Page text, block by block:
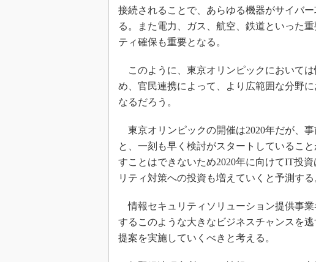
接続されることで、あらゆる機器がサイバ
る。また電力、ガス、航空、鉄道といった
ティ確保も重要となる。
このように、東京オリンピックにおいて
め、官民連携によって、より広範囲な分野
なるだろう。
東京オリンピックの開催は2020年だが、
と、一刻も早く検討がスタートしているこ
すことはできないため2020年に向けてIT投
リティ対策への投資も増えていくと予測する
情報セキュリティソリューション提供事
するこのような大きなビジネスチャンスを
提案を実施していくべきと考える。